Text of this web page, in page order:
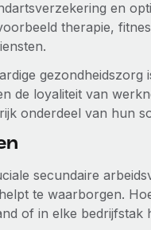
en
therapie,
de loyaliteit van
onderdeel van hun
secundaire
te waarborgen.
of in elke bedrijfstak